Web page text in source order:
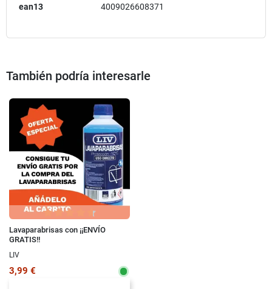
ean13 4009026608371
También podría interesarle
Lavaparabrisas con ¡¡ENVÍO
GRATIS!!
LIV
3,99 €